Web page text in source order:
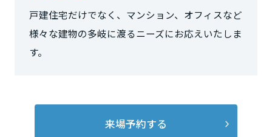
戸建住宅だけでなく、マンション、オフィスなど
様々な建物の多岐に渡るニーズにお応えいたしま
す。
来場予約する
長野県
東海エリア